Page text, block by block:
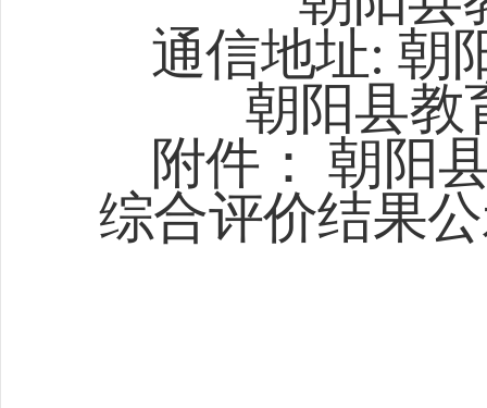
通信地址: 朝
朝阳县教
附件： 朝阳
综合评价结果